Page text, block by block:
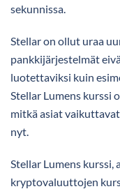
sekunnissa.
Stellar on ollut uraa
pankkijärjestelmät
luotettaviksi kuin
Stellar Lumens kurssi
mitkä asiat
nyt.
Stellar Lumens
kryptovaluuttojen